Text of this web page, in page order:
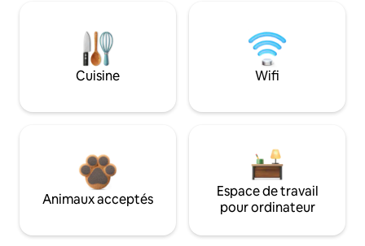
Cuisine Wifi
Animaux acceptés
Espace de travail
pour ordinateur